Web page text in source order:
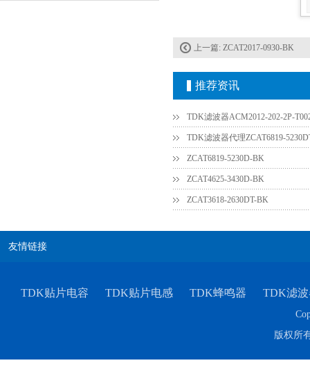
上一篇: ZCAT2017-0930-BK
推荐资讯
TDK滤波器ACM2012-202-2P-
TDK滤波器代理ZCAT6819-
ZCAT6819-5230D-BK
ZCAT4625-3430D-BK
ZCAT3618-2630DT-BK
友情链接
TDK贴片电容 TDK贴片电感 TDK蜂鸣器 TDK滤
版权所